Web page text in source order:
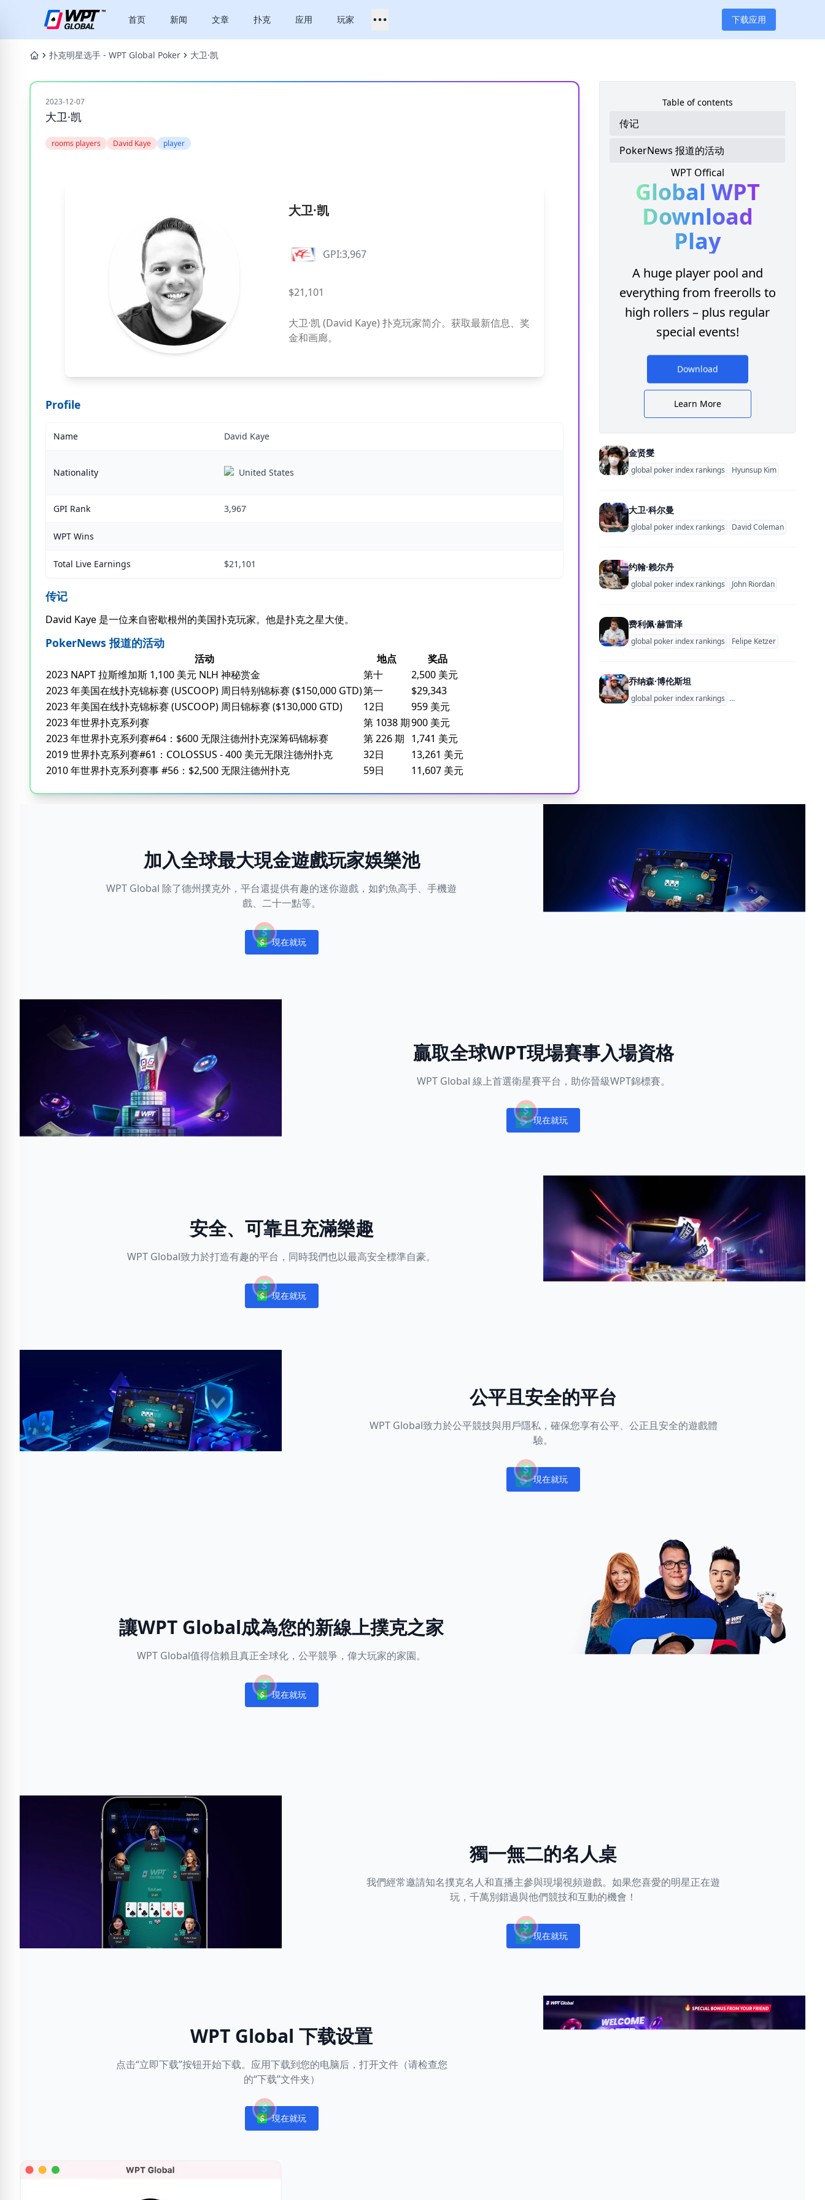
首页 新闻 文章 扑克 应用 玩家 下载应用
扑克明星选手 - WPT Global Poker 大卫·凯
2023-12-07
大卫·凯
rooms players David Kaye player
大卫·凯
GPI:3,967
$21,101
大卫·凯 (David Kaye) 扑克玩家简介。获取最新信息、奖
金和画廊。
Profile
Name David Kaye
Nationality United States
GPI Rank 3,967
WPT Wins
Total Live Earnings $21,101
传记
David Kaye 是一位来自密歇根州的美国扑克玩家。他是扑克之星大使。
PokerNews 报道的活动
活动 地点
奖品
2023 NAPT 拉斯维加斯 1,100 美元 NLH 神秘赏金
第十
2,500 美元
2023 年美国在线扑克锦标赛 (USCOOP) 周日特别锦标赛 ($150,000 GTD)第一
$29,343
2023 年美国在线扑克锦标赛 (USCOOP) 周日锦标赛 ($130,000 GTD)
12日
959 美元
2023 年世界扑克系列赛
第 1038 期900 美元
2023 年世界扑克系列赛#64：$600 无限注德州扑克深筹码锦标赛
第 226 期 1,741 美元
2019 世界扑克系列赛#61：COLOSSUS - 400 美元无限注德州扑克
32日
13,261 美元
2010 年世界扑克系列赛事 #56：$2,500 无限注德州扑克
59日 11,607 美元
Table of contents
传记
PokerNews 报道的活动
WPT Offical
Global WPT
Download
Play
A huge player pool and
everything from freerolls to
high rollers – plus regular
special events!
Download
Learn More
金贤燮
global poker index rankings Hyunsup Kim
大卫·科尔曼
global poker index rankings David Coleman
约翰·赖尔丹
global poker index rankings John Riordan
费利佩·赫雷泽
global poker index rankings Felipe Ketzer
乔纳森·博伦斯坦
global poker index rankings Jonathan Borenstein
加入全球最大現金遊戲玩家娛樂池
WPT Global 除了德州撲克外，平台還提供有趣的迷你遊戲，如釣魚高手、手機遊
戲、二十一點等。
Notifications
現在就玩
贏取全球WPT現場賽事入場資格
WPT Global 線上首選衛星賽平台，助你晉級WPT錦標賽。
Notifications
現在就玩
安全、可靠且充滿樂趣
WPT Global致力於打造有趣的平台，同時我們也以最高安全標準自豪。
Notifications
現在就玩
公平且安全的平台
WPT Global致力於公平競技與用戶隱私，確保您享有公平、公正且安全的遊戲體
驗。
Notifications
現在就玩
讓WPT Global成為您的新線上撲克之家
WPT Global值得信賴且真正全球化，公平競爭，偉大玩家的家園。
Notifications
現在就玩
獨一無二的名人桌
我們經常邀請知名撲克名人和直播主參與現場視頻遊戲。如果您喜愛的明星正在遊
玩，千萬別錯過與他們競技和互動的機會！
Notifications
現在就玩
WPT Global 下载设置
点击“立即下载”按钮开始下载。应用下载到您的电脑后，打开文件（请检查您
的“下载”文件夹）
Notifications
現在就玩